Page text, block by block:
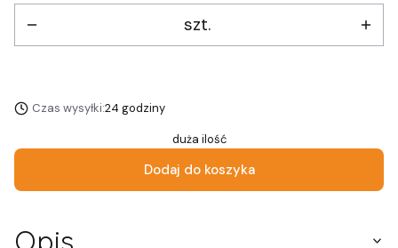
szt.
Czas wysyłki:24 godziny
duża ilość
Dodaj do koszyka
Opis